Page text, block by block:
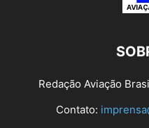
Redação Aviação
Contato: